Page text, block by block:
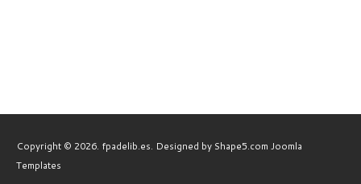
Copyright © 2026. fpadelib.es. Designed by Shape5.com Joomla
Templates